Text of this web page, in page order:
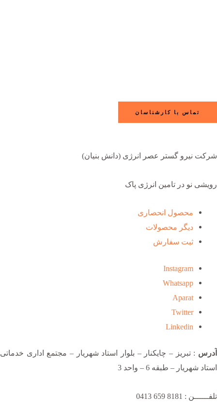
تماس با کارشناسان
شرکت نیرو گستر عصر انرژی (دانش بنیان)
رویشی نو در تامین انرژی پاک
محصول انحصاری
دیگر محصولات
ثبت سفارش
Instagram
Whatsapp
Aparat
Twitter
Linkedin
آدرس : تبریز – چایکنار – بلوار استاد شهریار – مجتمع اداری خدماتی
استاد شهریار – طبقه 6 – واحد 3
تلفــــــن : 8181 659 0413